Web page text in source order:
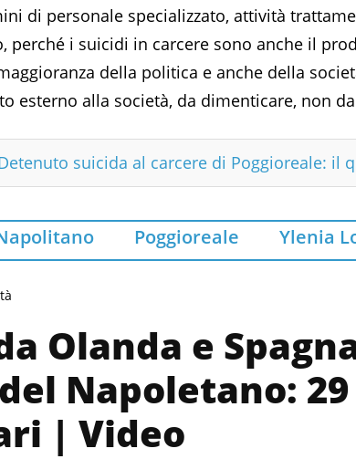
di personale specializzato, attività
perché i suicidi in carcere sono anche il
della politica e anche della
esterno alla società, da dimenticare, non
suicida al carcere di Poggioreale: il
Poggioreale Ylenia
Olanda e
Napoletano:
| Video